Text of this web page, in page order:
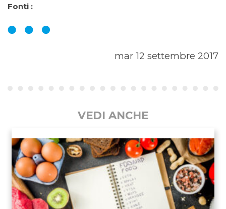
Fonti :
mar 12 settembre 2017
VEDI ANCHE